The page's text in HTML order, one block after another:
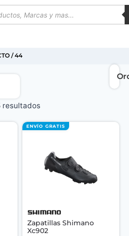
/ 44
resultados
ENVÍO GRATIS
Zapatillas Shimano
Xc902